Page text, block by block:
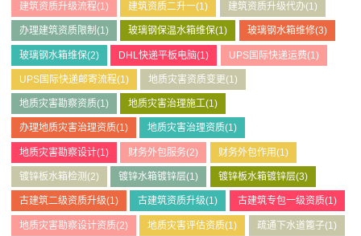
建筑资质升级流程(1) 建筑资质二升一(1) 建筑资质升级代办(1)
办理建筑资质限制 (1) 玻璃钢保温水箱维保(1) 玻璃钢水箱维修(3)
玻璃钢水箱维保(2) DHL快递平板电脑(1) UPS国际快递运费(1)
UPS国际快递邮寄流程(1) 地质灾害资质变更(1)
地质灾害勘察资质(1) 地质灾害治理施工(1)
办理地质灾害治理资质(1) 地质灾害治理资质(1)
地质灾害勘察设计(1) 财务外包服务(2) 财务外包作用(1)
镀锌板水箱检测 (2) 镀锌水箱镀锌层(1) 镀锌板水箱镀锌层(3)
古建筑二级资质升级(1) 古建筑资质升级(1) 古建筑专包一级资质(1)
地质灾害勘察设计资质(2) 地质灾害评估资质(1) 疏通下水道篦子(1)